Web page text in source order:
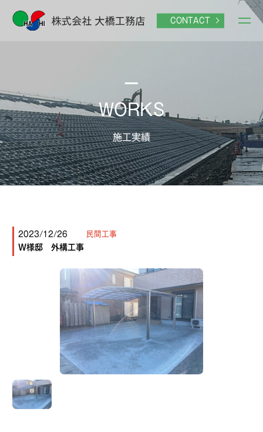
CONTACT
WORKS
施工実績
2023/12/26 民間工事
W様邸 外構工事